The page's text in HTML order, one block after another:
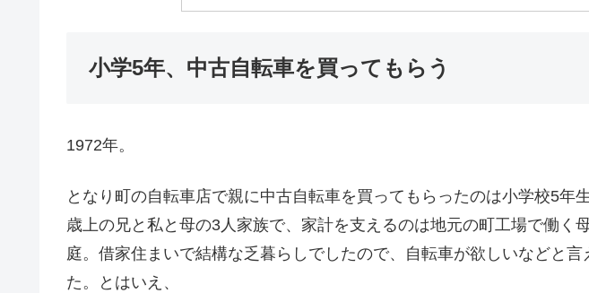
小学5年、中古自転車を買ってもらう
1972年。
となり町の自転車店で親に中古自転車を買ってもらったのは小学校5年
歳上の兄と私と母の3人家族で、家計を支えるのは地元の町工場で働く
庭。借家住まいで結構な乏暮らしでしたので、自転車が欲しいなどと言
た。とはいえ、